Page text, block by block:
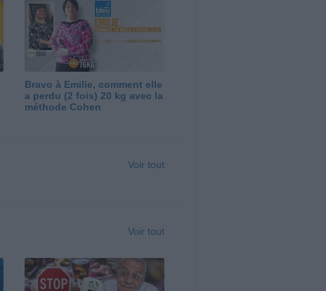
Bravo à Emilie, comment elle
a perdu (2 fois) 20 kg avec la
méthode Cohen
Voir tout
Voir tout